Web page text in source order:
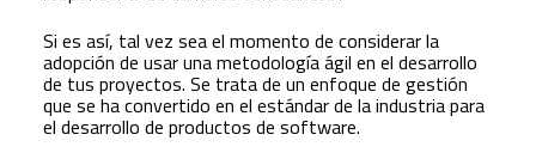
Si es así, tal vez sea el momento de considerar la
adopción de usar una metodología ágil en el desarrollo
de tus proyectos. Se trata de un enfoque de gestión
que se ha convertido en el estándar de la industria para
el desarrollo de productos de software.